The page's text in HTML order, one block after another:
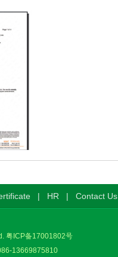
| HR | Contact Us
粤ICP备17001802号
13669875810